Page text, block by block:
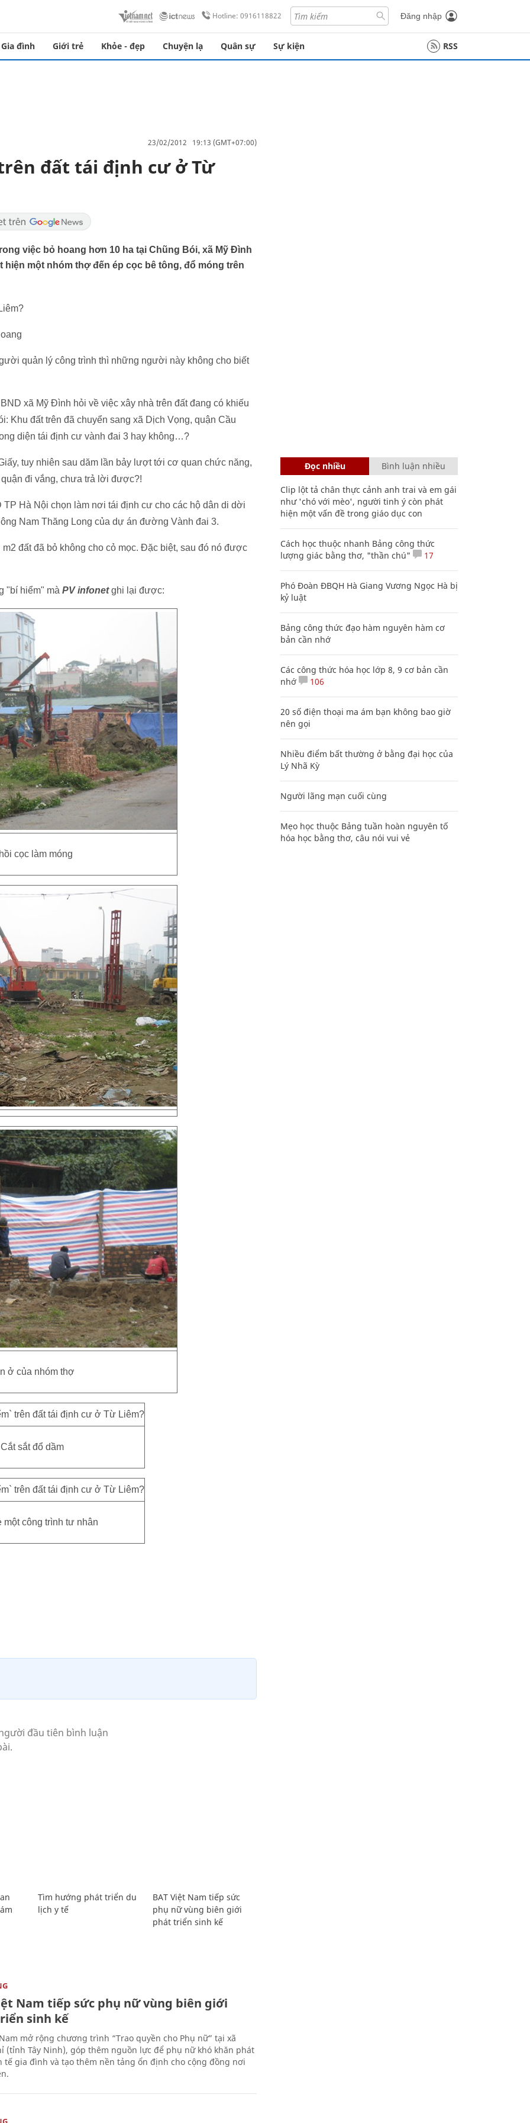
Hotline: 0916118822 Đăng nhập
Gia đình Giới trẻ Khỏe - đẹp Chuyện lạ Quân sự Sự kiện RSS
23/02/2012 19:13 (GMT+07:00)
đất tái định cư ở Từ
việc bỏ hoang hơn 10 ha tại Chũng Bói, xã Mỹ Đình
một nhóm thợ đến ép cọc bê tông, đổ móng trên
quản lý công trình thì những người này không cho biết
xã Mỹ Đình hỏi về việc xây nhà trên đất đang có khiếu
Khu đất trên đã chuyển sang xã Dịch Vọng, quận Cầu
diện tái định cư vành đai 3 hay không…?
tuy nhiên sau dăm lần bảy lượt tới cơ quan chức năng,
đi vắng, chưa trả lời được?!
Hà Nội chọn làm nơi tái định cư cho các hộ dân di dời
Nam Thăng Long của dự án đường Vành đai 3.
đất đã bỏ không cho cỏ mọc. Đặc biệt, sau đó nó được
"bí hiểm" mà PV infonetghi lại được:
cọc làm móng
ở của nhóm thợ
Cắt sắt đổ dầm
một công trình tư nhân
Tìm hướng phát triển du
lịch y tế
BAT Việt Nam tiếp sức
phụ nữ vùng biên giới
phát triển sinh kế
Nam tiếp sức phụ nữ vùng biên giới
sinh kế
mở rộng chương trình “Trao quyền cho Phụ nữ” tại xã
(tỉnh Tây Ninh), góp thêm nguồn lực để phụ nữ khó khăn phát
tế gia đình và tạo thêm nền tảng ổn định cho cộng đồng nơi
Đọc nhiều Bình luận nhiều
Clip lột tả chân thực cảnh anh trai và em gái
như 'chó với mèo', người tinh ý còn phát
hiện một vấn đề trong giáo dục con
Cách học thuộc nhanh Bảng công thức
lượng giác bằng thơ, "thần chú"
17
Phó Đoàn ĐBQH Hà Giang Vương Ngọc Hà bị
kỷ luật
Bảng công thức đạo hàm nguyên hàm cơ
bản cần nhớ
Các công thức hóa học lớp 8, 9 cơ bản cần
nhớ
106
20 số điện thoại ma ám bạn không bao giờ
nên gọi
Nhiều điểm bất thường ở bằng đại học của
Lý Nhã Kỳ
Người lãng mạn cuối cùng
Mẹo học thuộc Bảng tuần hoàn nguyên tố
hóa học bằng thơ, câu nói vui vẻ